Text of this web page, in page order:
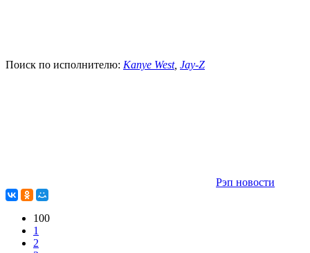
Поиск по исполнителю: Kanye West, Jay-Z
Рэп новости
100
1
2